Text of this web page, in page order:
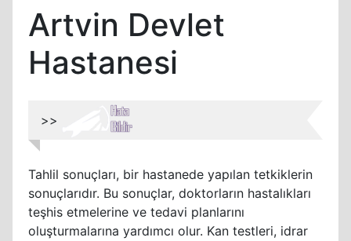
Artvin Devlet
Hastanesi
>>
Tahlil sonuçları, bir hastanede yapılan tetkiklerin
sonuçlarıdır. Bu sonuçlar, doktorların hastalıkları
teşhis etmelerine ve tedavi planlarını
oluşturmalarına yardımcı olur. Kan testleri, idrar